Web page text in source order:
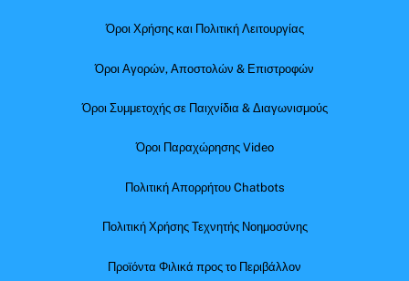
Όροι Χρήσης και Πολιτική Λειτουργίας
Όροι Αγορών, Αποστολών & Επιστροφών
Όροι Συμμετοχής σε Παιχνίδια & Διαγωνισμούς
Όροι Παραχώρησης Video
Πολιτική Απορρήτου Chatbots
Πολιτική Χρήσης Τεχνητής Νοημοσύνης
Προϊόντα Φιλικά προς το Περιβάλλον